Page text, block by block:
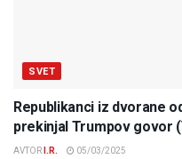
SVET
Republikanci iz dvorane
prekinjal Trumpov govor
AVTOR I.R. 05/03/2025